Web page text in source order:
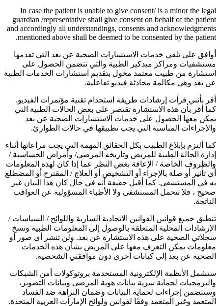
In case the patient is unable to give consent/ is a minor the legal
guardian /representative shall give consent on behalf of the patient
and accordingly all understandings, consents and acknowledgments
mentioned above shall be deemed to be consented by the patient.
أوافق على تلقي خدمات الاستشارات الصحية عن بعد التي تقدمها
مستشفيات ومراكز ميدكير الطبية والتي تتضمن الحصول على
استشارة من طبيب معتمد مخول بتقديم استشارات الخدمات الطبية
عن بعد وهي مكالمة محادثة فيديو تفاعلية.
أقر بأنني قرأت إرشادات طريقة استخدام تقنية مؤتمرات الفيديو.
كما أقر بأن هذه الاستشارة تقتصر على بعض الحالات الطبية التي
يمكن معها الحصول على خدمات الاستشارات الصحية عن بعد
والإجراءات المناسبة التي يجب تطبيقها في حالات الطوارئ.
كما ألتزم بإبلاغ الطبيب بكل الحقائق المهمة التي يجب مراعاتها أثناء
إدارة الحالة الطبية للمريض وتاريخه المرضي/ وأمراض الحساسية /
والظروف الخاصة / الإعاقة بغض النظر عما إذا كان لهذه المعلومات
أي تأثير أو صلة بالإجراء أو التشخيص أو العلاج / المقترح أو المضطلع
به في المستشفى. كما أقبل حقيقة أنه في حال كان هذا البيان غير
صحيح ، فلا تتحمل المستشفى ولا الأطباء المسؤولية عن العواقب
الناتجة.
تنطبق جميع قوانين القوانين الاتحادية السارية واللوائح / السياسات /
الإرشادات المحلية المتعلقة بالوصول إلى المعلومات الطبية ونسخ
سجلاتي الصحية على هذه الاستشارة عن بعد. ولن تنشر أي صور أو
معلومات يمكن التعرف معها على المريض بشأن هذه الخدمات
الصحية عن بعد إلى كيانات أخرى دون موافقتي الشخصية.
ستشمل الأنظمة الإلكترونية المستخدمة بروتوكولات أمن الشبكات
والبرمجيات لحماية سرية بيانات هوية المرضى وبيانات التصوير،
وستتضمن إجراءات لحماية البيانات وضمان النزاهة ضد الفساد
المتعمد وغير المتعمد وفقًا لقوانين ولوائح الإمارات العربية المتحدة.